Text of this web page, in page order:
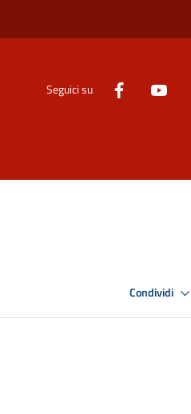
Seguici su
Condividi